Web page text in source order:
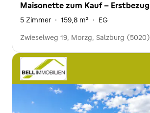
Maisonette zum Kauf - Erstbezug
5 Zimmer · 159,8 m² · EG
Zwieselweg 19, Morzg, Salzburg (5020)